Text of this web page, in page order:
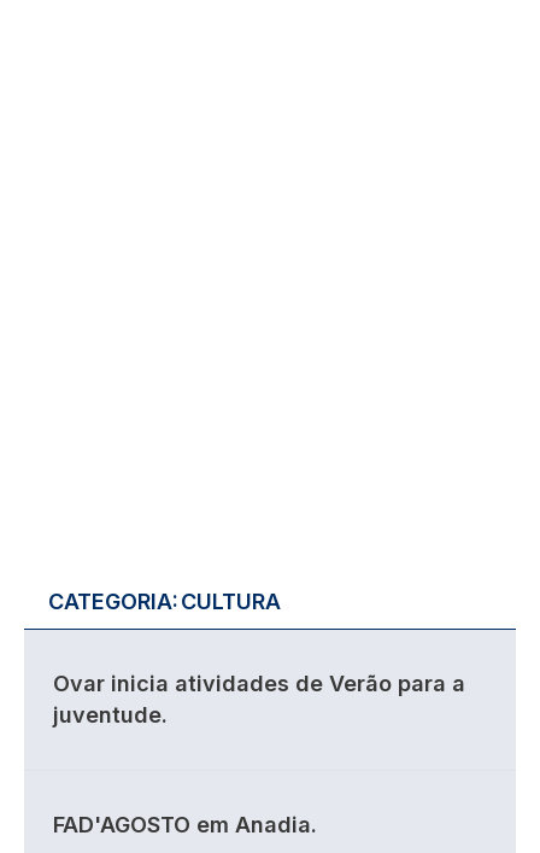
CATEGORIA:CULTURA
Ovar inicia atividades de Verão para a
juventude.
FAD'AGOSTO em Anadia.